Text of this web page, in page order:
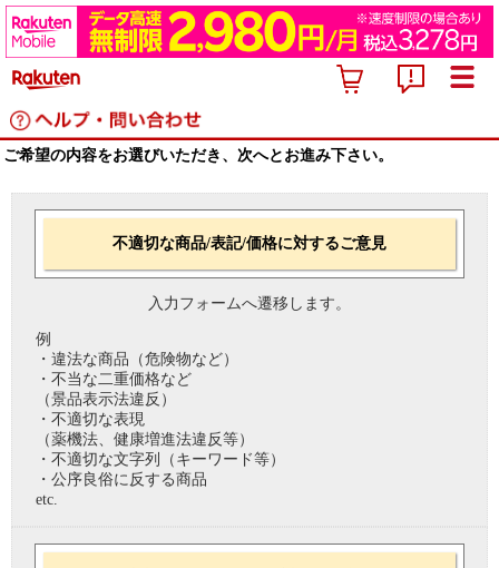
ご希望の内容をお選びいただき、次へとお進み下さい。
不適切な商品/表記/価格に対するご意見
入力フォームへ遷移します。
例
・違法な商品（危険物など）
・不当な二重価格など
（景品表示法違反）
・不適切な表現
（薬機法、健康増進法違反等）
・不適切な文字列（キーワード等）
・公序良俗に反する商品
etc.